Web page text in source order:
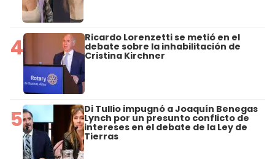
4 Ricardo Lorenzetti se metió en el
debate sobre la inhabilitación de
Cristina Kirchner
5 Di Tullio impugnó a Joaquín Benegas
Lynch por un presunto conflicto de
intereses en el debate de la Ley de
Tierras